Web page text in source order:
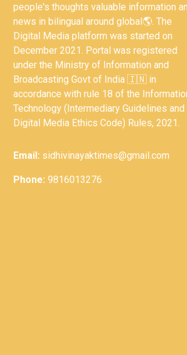
people's thoughts valuable information
news in bilingual around global🌎. The
Digital Media platform was started on
December 2021. Portal was registered
under the Ministry of Information and
Broadcasting Govt of India 🇮🇳 in
accordance with rule 18 of the
Technology (Intermediary Guidelines and
Digital Media Ethics Code) Rules, 2021.
Email: sidhivinayaktimes@gmail.com
Phone: 9816013276